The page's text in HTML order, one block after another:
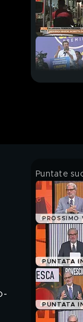
Puntate
PROSSIMO
PUNTATA
PUNTATA